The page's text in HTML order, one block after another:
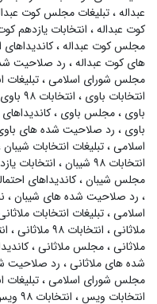
عبداله،تبلیغات مجلس کوت
کوت عبداله، انتخابات یازدهم
مجلس کوت عبداله،
های کوت عبداله، رد صلاحیت
مجلس شورای اسلامی،تبلیغات
انتخابات باوی ، انتخابات ۹۸ باوی
باوی ،مجلس باوی ،
باوی ، رد صلاحیت شده های
اسلامی،تبلیغات انتخابات شیبان
انتخابات ۹۸ شیبان
، انتخابات
مجلس شیبان،کاندیداهای
، رد صلاحیت شده های شیبان،
اسلامی،تبلیغات انتخابات
ملاثانی، انتخابات ۹۸ ملاثانی ،
ملاثانی،مجلس ملاثانی،
شده های ملاثانی، رد صلاحیت
مجلس شورای اسلامی،
انتخابات ویس، انتخابات ۹۸ ویس